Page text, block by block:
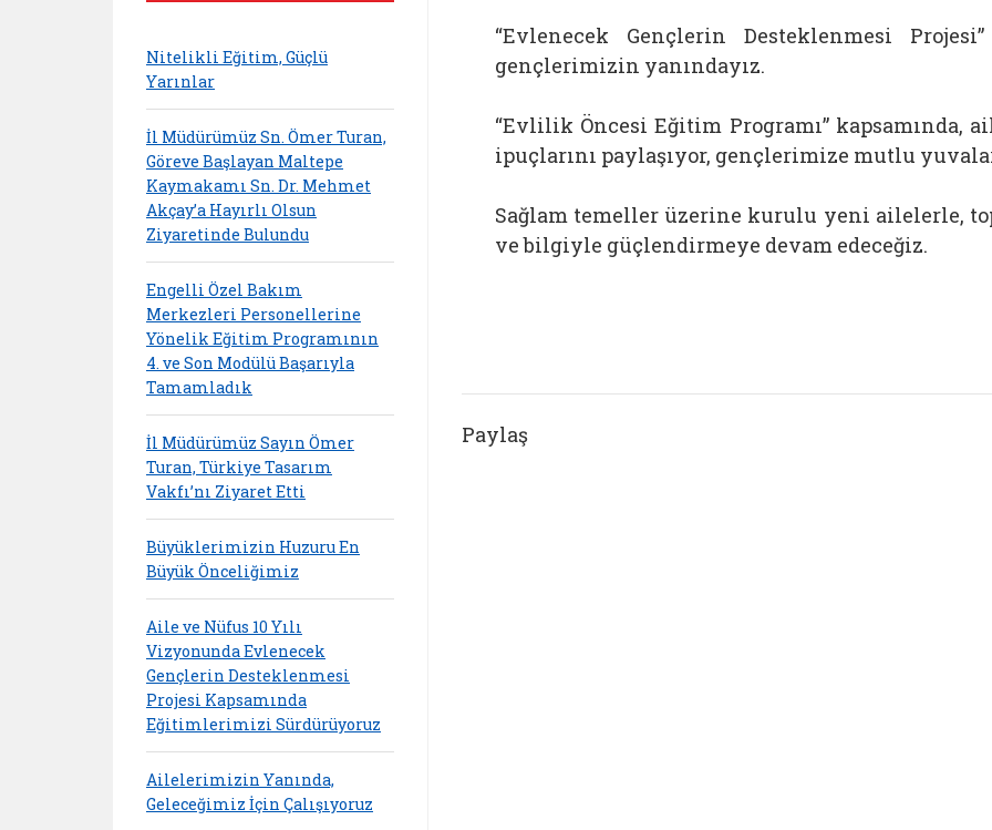
“Evlenecek Gençlerin Desteklenmesi
gençlerimizin yanındayız.
“Evlilik Öncesi Eğitim Programı” kapsamında,
ipuçlarını paylaşıyor, gençlerimize mutlu
Sağlam temeller üzerine kurulu yeni ailelerle,
ve bilgiyle güçlendirmeye devam edeceğiz.
Paylaş
Nitelikli Eğitim, Güçlü
Yarınlar
İl Müdürümüz Sn. Ömer Turan,
Göreve Başlayan Maltepe
Kaymakamı Sn. Dr. Mehmet
Akçay’a Hayırlı Olsun
Ziyaretinde Bulundu
Engelli Özel Bakım
Merkezleri Personellerine
Yönelik Eğitim Programının
4. ve Son Modülü Başarıyla
Tamamladık
İl Müdürümüz Sayın Ömer
Turan, Türkiye Tasarım
Vakfı’nı Ziyaret Etti
Büyüklerimizin Huzuru En
Büyük Önceliğimiz
Aile ve Nüfus 10 Yılı
Vizyonunda Evlenecek
Gençlerin Desteklenmesi
Projesi Kapsamında
Eğitimlerimizi Sürdürüyoruz
Ailelerimizin Yanında,
Geleceğimiz İçin Çalışıyoruz